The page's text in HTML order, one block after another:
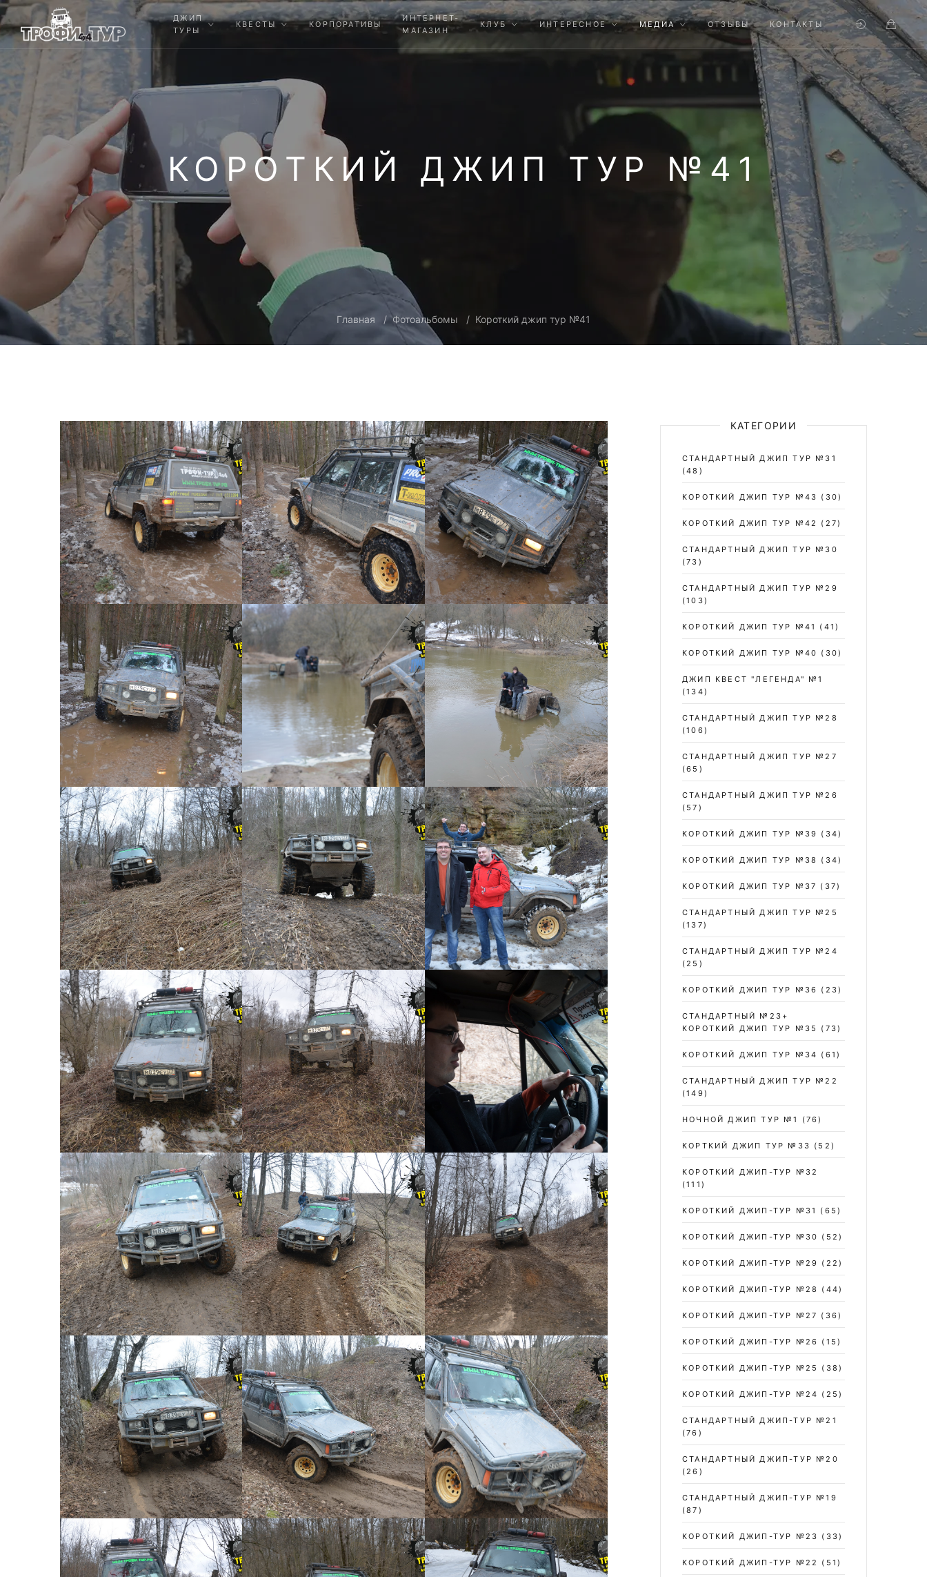
ДЖИП
ТУРЫ
КВЕСТЫ КОРПОРАТИВЫ
ИНТЕРНЕТ-
МАГАЗИН
КЛУБ ИНТЕРЕСНОЕ МЕДИА ОТЗЫВЫ КОНТАКТЫ
КОРОТКИЙ ДЖИП ТУР №41
Главная Фотоальбомы Короткий джип тур №41
Короткий джип тур №41 -
0058
КОРОТКИЙ ДЖИП ТУР №41
Короткий джип тур №41 -
0057
КОРОТКИЙ ДЖИП ТУР №41
Короткий джип тур №41 -
0056
КОРОТКИЙ ДЖИП ТУР №41
Короткий джип тур №41 -
0055
КОРОТКИЙ ДЖИП ТУР №41
Короткий джип тур №41 -
0053
КОРОТКИЙ ДЖИП ТУР №41
Короткий джип тур №41 -
0052
КОРОТКИЙ ДЖИП ТУР №41
Короткий джип тур №41 -
0051
КОРОТКИЙ ДЖИП ТУР №41
Короткий джип тур №41 -
0050
КОРОТКИЙ ДЖИП ТУР №41
Короткий джип тур №41 -
0039
КОРОТКИЙ ДЖИП ТУР №41
Короткий джип тур №41 -
0036
КОРОТКИЙ ДЖИП ТУР №41
Короткий джип тур №41 -
0035
КОРОТКИЙ ДЖИП ТУР №41
Короткий джип тур №41 -
0034
КОРОТКИЙ ДЖИП ТУР №41
Короткий джип тур №41 -
0033
КОРОТКИЙ ДЖИП ТУР №41
Короткий джип тур №41 -
0032
КОРОТКИЙ ДЖИП ТУР №41
Короткий джип тур №41 -
0031
КОРОТКИЙ ДЖИП ТУР №41
КОРОТКИЙ ДЖИП ТУР №41 КОРОТКИЙ ДЖИП ТУР №41 КОРОТКИЙ ДЖИП ТУР №41
КАТЕГОРИИ
СТАНДАРТНЫЙ ДЖИП ТУР №31
(48)
КОРОТКИЙ ДЖИП ТУР №43 (30)
КОРОТКИЙ ДЖИП ТУР №42 (27)
СТАНДАРТНЫЙ ДЖИП ТУР №30
(73)
СТАНДАРТНЫЙ ДЖИП ТУР №29
(103)
КОРОТКИЙ ДЖИП ТУР №41 (41)
КОРОТКИЙ ДЖИП ТУР №40 (30)
ДЖИП КВЕСТ "ЛЕГЕНДА" №1
(134)
СТАНДАРТНЫЙ ДЖИП ТУР №28
(106)
СТАНДАРТНЫЙ ДЖИП ТУР №27
(65)
СТАНДАРТНЫЙ ДЖИП ТУР №26
(57)
КОРОТКИЙ ДЖИП ТУР №39 (34)
КОРОТКИЙ ДЖИП ТУР №38 (34)
КОРОТКИЙ ДЖИП ТУР №37 (37)
СТАНДАРТНЫЙ ДЖИП ТУР №25
(137)
СТАНДАРТНЫЙ ДЖИП ТУР №24
(25)
КОРОТКИЙ ДЖИП ТУР №36 (23)
СТАНДАРТНЫЙ №23+
КОРОТКИЙ ДЖИП ТУР №35
(73)
КОРОТКИЙ ДЖИП ТУР №34 (61)
СТАНДАРТНЫЙ ДЖИП ТУР №22
(149)
НОЧНОЙ ДЖИП ТУР №1 (76)
КОРТКИЙ ДЖИП ТУР №33 (52)
КОРОТКИЙ ДЖИП-ТУР №32
(111)
КОРОТКИЙ ДЖИП-ТУР №31 (65)
КОРОТКИЙ ДЖИП-ТУР №30 (52)
КОРОТКИЙ ДЖИП-ТУР №29 (22)
КОРОТКИЙ ДЖИП-ТУР №28 (44)
КОРОТКИЙ ДЖИП-ТУР №27 (36)
КОРОТКИЙ ДЖИП-ТУР №26 (15)
КОРОТКИЙ ДЖИП-ТУР №25 (38)
КОРОТКИЙ ДЖИП-ТУР №24 (25)
СТАНДАРТНЫЙ ДЖИП-ТУР №21
(76)
СТАНДАРТНЫЙ ДЖИП-ТУР №20
(26)
СТАНДАРТНЫЙ ДЖИП-ТУР №19
(87)
КОРОТКИЙ ДЖИП-ТУР №23 (33)
КОРОТКИЙ ДЖИП-ТУР №22 (51)